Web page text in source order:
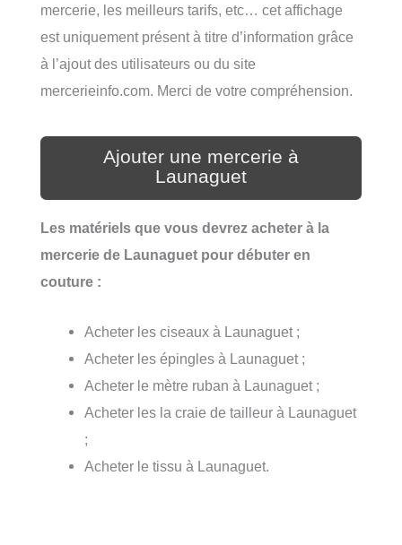
mercerie, les meilleurs tarifs, etc… cet affichage
est uniquement présent à titre d’information grâce
à l’ajout des utilisateurs ou du site
mercerieinfo.com. Merci de votre compréhension.
Ajouter une mercerie à
Launaguet
Les matériels que vous devrez acheter à la
mercerie de Launaguet pour débuter en
couture :
Acheter les ciseaux à Launaguet ;
Acheter les épingles à Launaguet ;
Acheter le mètre ruban à Launaguet ;
Acheter les la craie de tailleur à Launaguet
;
Acheter le tissu à Launaguet.